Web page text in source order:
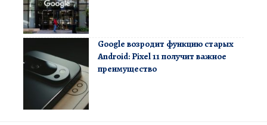
Google возродит функцию старых
Android: Pixel 11 получит важное
преимущество